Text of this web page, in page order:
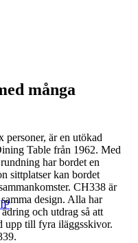
många
är en utökad
Table från 1962. Med
har bordet en
sittplatser kan bordet
CH338 är
design. Alla har
och utdrag så att
upp till fyra iläggsskivor.